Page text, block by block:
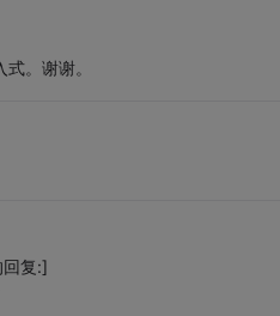
。谢谢。
复:]